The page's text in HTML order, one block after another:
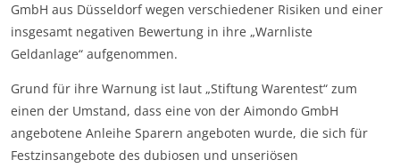
GmbH aus Düsseldorf wegen verschiedener Risiken und einer
insgesamt negativen Bewertung in ihre „Warnliste
Geldanlage“ aufgenommen.
Grund für ihre Warnung ist laut „Stiftung Warentest“ zum
einen der Umstand, dass eine von der Aimondo GmbH
angebotene Anleihe Sparern angeboten wurde, die sich für
Festzinsangebote des dubiosen und unseriösen